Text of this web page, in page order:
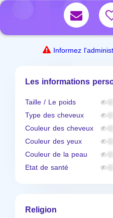
Informez
Les informations
Taille / Le poids
Type des cheveux
Couleur des cheveux
Couleur des yeux
Couleur de la peau
Etat de santé
Religion